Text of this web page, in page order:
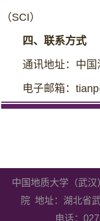
（SCI）
四、联系方式
通讯地址：中
电子邮箱：
中国地质大学（武
院 地址：湖北省
电话：